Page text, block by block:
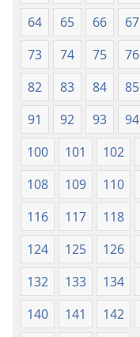
64
65 66 67
73
74 75 76
82
83 84 85
91
92 93 94
100
101 102
108
109 110
116
117 118
124
125 126
132
133 134
140
141 142